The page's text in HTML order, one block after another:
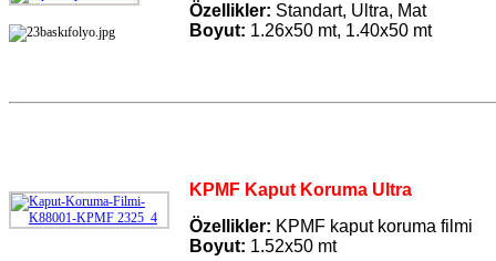
Özellikler: Standart, Ultra, Mat
Boyut: 1.26x50 mt, 1.40x50 mt
KPMF Kaput Koruma Ultra
Özellikler: KPMF kaput koruma filmi
Boyut: 1.52x50 mt